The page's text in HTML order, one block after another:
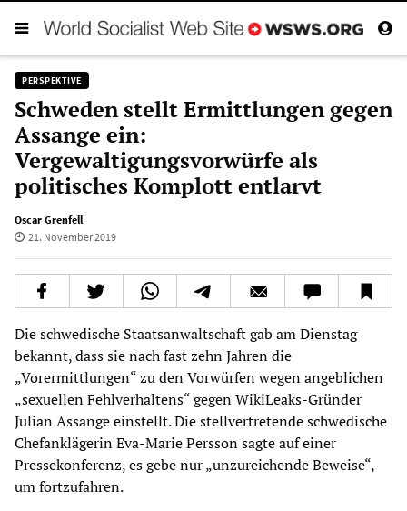
PERSPEKTIVE
Schweden stellt Ermittlungen gegen
Assange ein:
Vergewaltigungsvorwürfe als
politisches Komplott entlarvt
Oscar Grenfell
21. November 2019
Die schwedische Staatsanwaltschaft gab am Dienstag
bekannt, dass sie nach fast zehn Jahren die
„Vorermittlungen“ zu den Vorwürfen wegen angeblichen
„sexuellen Fehlverhaltens“ gegen WikiLeaks-Gründer
Julian Assange einstellt. Die stellvertretende schwedische
Chefanklägerin Eva-Marie Persson sagte auf einer
Pressekonferenz, es gebe nur „unzureichende Beweise“,
um fortzufahren.